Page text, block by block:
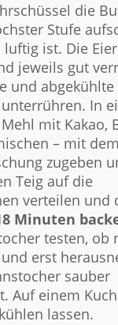
die
Stufe
ist. Die
jeweils gut
und abgekühlte
In
mit Kakao,
– mit
zugeben
Teig auf die
verteilen und
Minuten
testen, ob
erst
sauber
Auf einem
lassen.